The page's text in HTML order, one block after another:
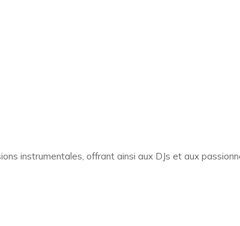
instrumentales, offrant ainsi aux DJs et aux